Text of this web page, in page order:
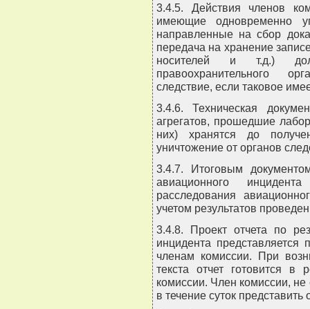
3.4.5. Действия членов
имеющие одновременно
направленные на сбор
передача на хранение
носителей и т.д.)
правоохранительного
следствие, если таковое
3.4.6. Техническая
агрегатов, прошедшие
них) хранятся до
уничтожение от органов
3.4.7. Итоговым
авиационного
расследования
учетом результатов
3.4.8. Проект отчета по
инцидента представляется
членам комиссии. При
текста отчет готовится в
комиссии. Член комиссии,
в течение суток